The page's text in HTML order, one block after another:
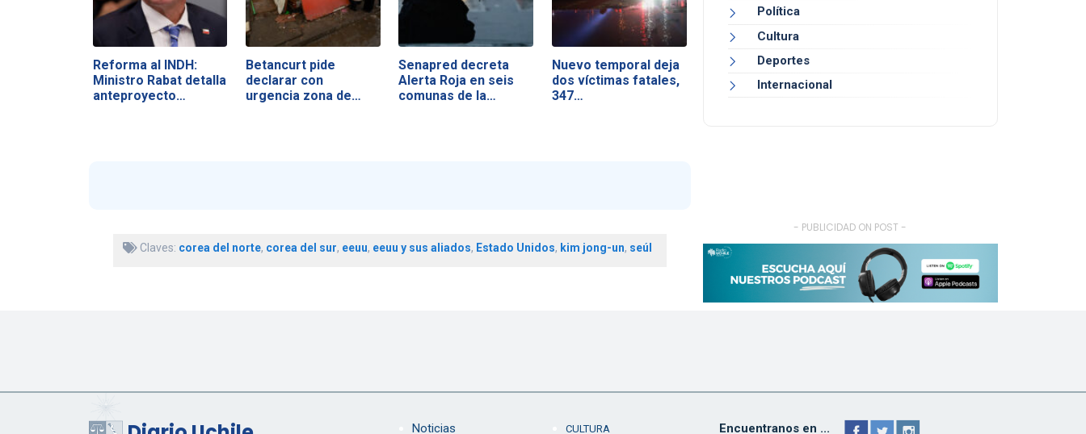
Reforma al INDH:
Ministro Rabat detalla
anteproyecto…
Betancurt pide
declarar con
urgencia zona de…
Senapred decreta
Alerta Roja en seis
comunas de la…
Nuevo temporal deja
dos víctimas fatales,
347…
Claves: corea del norte, corea del sur, eeuu, eeuu y sus aliados, Estado Unidos, kim jong-un, seúl
Política
Cultura
Deportes
Internacional
- PUBLICIDAD ON POST -
Noticias CULTURA Encuentranos en ...